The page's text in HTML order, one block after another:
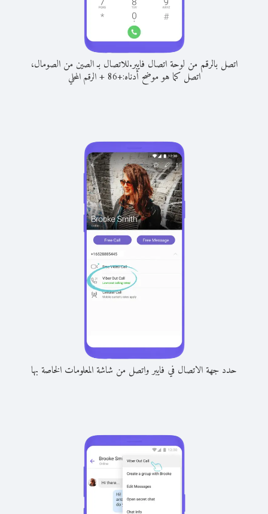
اتصل بالرقم من لوحة اتصال فايبر.للاتصال بـ الصين من الصومال،
اتصل كما هو موضح أدناه:+
86
+الرقم المحلي
حدد جهة الاتصال في فايبر واتصل من شاشة المعلومات الخاصة بها